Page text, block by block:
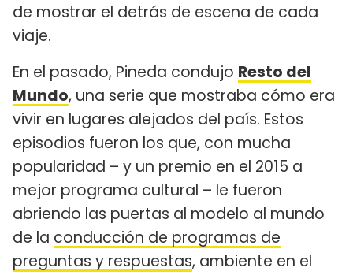
de mostrar el detrás de escena de cada
viaje.
En el pasado, Pineda condujo Resto del
Mundo, una serie que mostraba cómo era
vivir en lugares alejados del país. Estos
episodios fueron los que, con mucha
popularidad – y un premio en el 2015 a
mejor programa cultural – le fueron
abriendo las puertas al modelo al mundo
de la conducción de programas de
preguntas y respuestas, ambiente en el